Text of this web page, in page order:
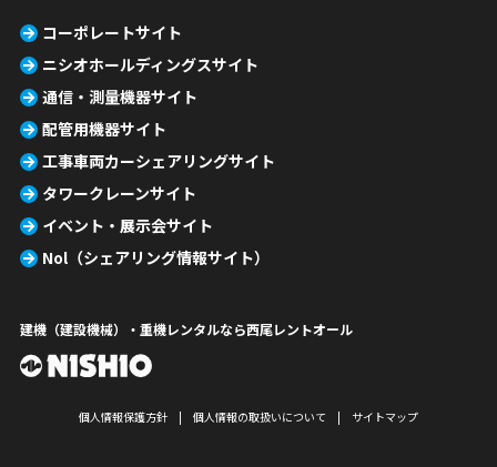
コーポレートサイト
ニシオホールディングスサイト
通信・測量機器サイト
配管用機器サイト
工事車両カーシェアリングサイト
タワークレーンサイト
イベント・展示会サイト
Nol（シェアリング情報サイト）
建機（建設機械）・重機レンタルなら西尾レントオール
個人情報保護方針 個人情報の取扱いについて サイトマップ